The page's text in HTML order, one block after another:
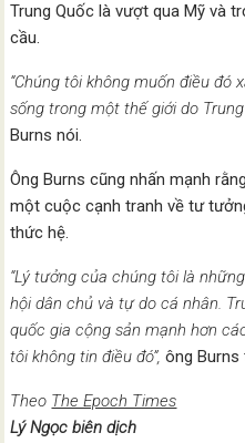
Trung Quốc là vượt qua Mỹ và
cầu.
“Chúng tôi không muốn điều đó
sống trong một thế giới do
Burns nói.
Ông Burns cũng nhấn mạnh
một cuộc cạnh tranh về tư
thức hệ.
“Lý tưởng của chúng tôi là
hội dân chủ và tự do cá nhân.
quốc gia cộng sản mạnh hơn
tôi không tin điều đó”,ông Burns
Theo The Epoch Times
Lý Ngọc biên dịch